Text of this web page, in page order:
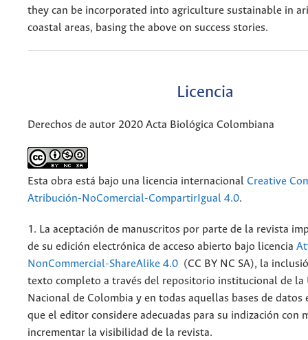
they can be incorporated into agriculture sustainable in
coastal areas, basing the above on success stories.
Licencia
Derechos de autor 2020 Acta Biológica Colombiana
Esta obra está bajo una licencia internacional Creative
Atribución-NoComercial-CompartirIgual 4.0.
1. La aceptación de manuscritos por parte de la revista
de su edición electrónica de acceso abierto bajo licencia
NonCommercial-ShareAlike 4.0 (CC BY NC SA), la
texto completo a través del repositorio institucional de la
Nacional de Colombia y en todas aquellas bases de datos
que el editor considere adecuadas para su indización con
incrementar la visibilidad de la revista.